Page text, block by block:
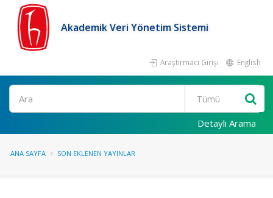
Akademik Veri Yönetim Sistemi
Araştırmacı Girişi English
Ara
Detaylı Arama
ANA SAYFA SON EKLENEN YAYINLAR